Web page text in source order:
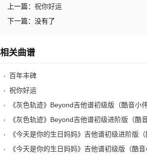
上一篇： 祝你好运
下一篇：没有了
相关曲谱
百年丰碑
祝你好运
《灰色轨迹》Beyond吉他谱初级版（酷音小
《灰色轨迹》Beyond吉他谱初级进阶版（酷
《今天是你的生日妈妈》吉他谱初级进阶版（
《今天是你的生日妈妈》吉他谱初级版（酷音